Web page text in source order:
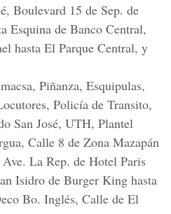
Boulevard 15 de Sep. de
Esquina de Banco Central,
hasta El Parque Central, y
Piñanza, Esquipulas,
Policía de Transito,
San José, UTH, Plantel
Calle 8 de Zona Mazapán
La Rep. de Hotel Paris
Isidro de Burger King hasta
Bo. Inglés, Calle de El